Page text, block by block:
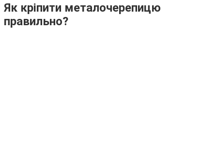
Як кріпити металочерепицю
правильно?